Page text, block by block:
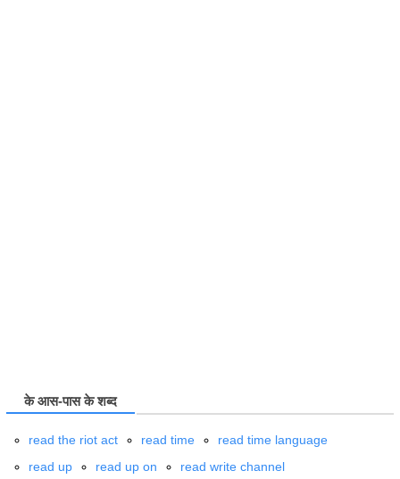
के आस-पास के शब्द
read the riot act read time
read time language
read up
read up on read write channel